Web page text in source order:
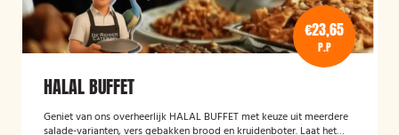
€23,65
P.P
HALAL BUFFET
Geniet van ons overheerlijk HALAL BUFFET met keuze uit meerdere
salade-varianten, vers gebakken brood en kruidenboter. Laat het